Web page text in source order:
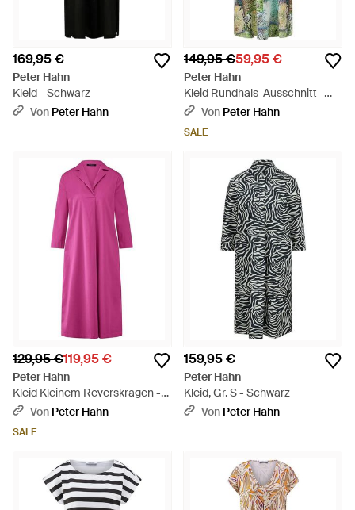
169,95 €
Peter Hahn
Kleid - Schwarz
Von Peter Hahn
149,95 €59,95 €
Peter Hahn
Kleid Rundhals-Ausschnitt -
GrünVon Peter Hahn
SALE
129,95 €119,95 €
Peter Hahn
Kleid Kleinem Reverskragen -
PinkVon Peter Hahn
SALE
159,95 €
Peter Hahn
Kleid, Gr. S - Schwarz
Von Peter Hahn